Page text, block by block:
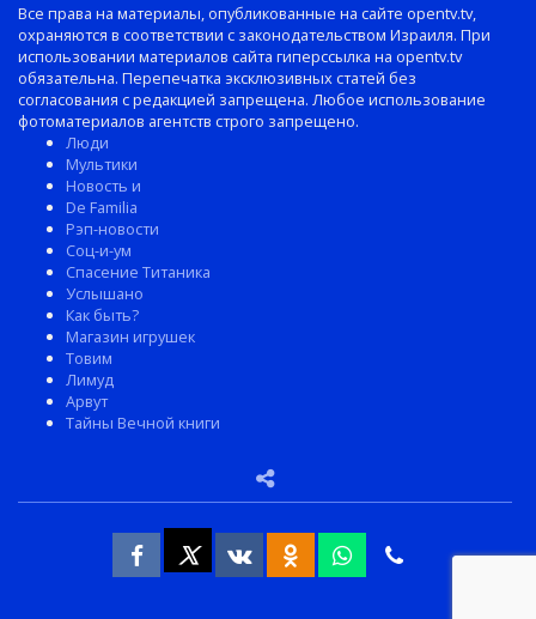
Все права на материалы, опубликованные на сайте opentv.tv,
охраняются в соответствии с законодательством Израиля. При
использовании материалов сайта гиперссылка на opentv.tv
обязательна. Перепечатка эксклюзивных статей без
согласования с редакцией запрещена. Любое использование
фотоматериалов агентств строго запрещено.
Люди
Мультики
Новость и
De Familia
Рэп-новости
Соц-и-ум
Спасение Титаника
Услышано
Как быть?
Магазин игрушек
Товим
Лимуд
Арвут
Тайны Вечной книги